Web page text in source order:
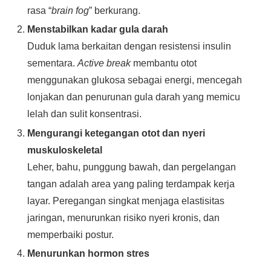
rasa “brain fog” berkurang.
Menstabilkan kadar gula darah
Duduk lama berkaitan dengan resistensi insulin
sementara.Active breakmembantu otot
menggunakan glukosa sebagai energi, mencegah
lonjakan dan penurunan gula darah yang memicu
lelah dan sulit konsentrasi.
Mengurangi ketegangan otot dan nyeri
muskuloskeletal
Leher, bahu, punggung bawah, dan pergelangan
tangan adalah area yang paling terdampak kerja
layar. Peregangan singkat menjaga elastisitas
jaringan, menurunkan risiko nyeri kronis, dan
memperbaiki postur.
Menurunkan hormon stres